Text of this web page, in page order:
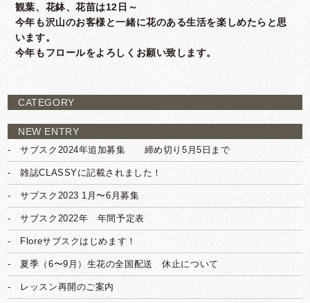
観葉、花鉢、花苗は12日～
今年も沢山のお客様と一緒に花のある生活を楽しめたらと思
います。
今年もフロールをよろしくお願い致します。
CATEGORY
NEW ENTRY
サブスク2024年追加募集 締め切り5月5日まで
雑誌CLASSYに記載されました！
サブスク2023 1月〜6月募集
サブスク2022年 年間予定表
Floreサブスクはじめます！
夏季（6〜9月）生花の全国配送 休止について
レッスン再開のご案内